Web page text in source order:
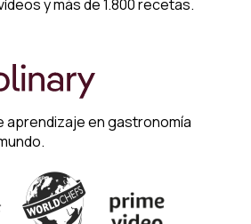
y más de 1.800 recetas.
aprendizaje en gastronomía